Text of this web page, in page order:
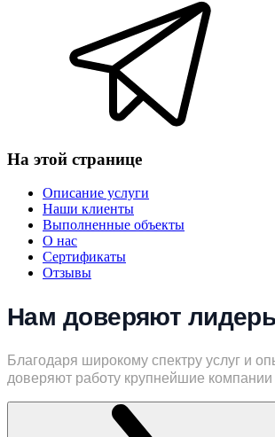
На этой странице
Описание услуги
Наши клиенты
Выполненные объекты
О нас
Сертификаты
Отзывы
Нам доверяют
Благодаря широкому спектру услуг и
доверяют работу крупнейшие компании